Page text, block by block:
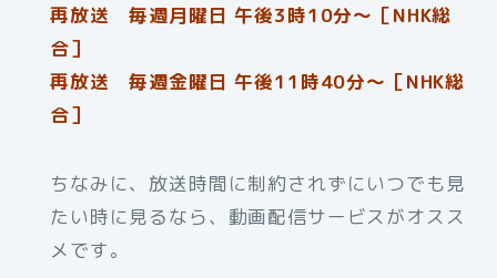
再放送 毎週月曜日 午後3時10分～［NHK総
合］
再放送 毎週金曜日 午後11時40分〜［NHK総
合］
ちなみに、放送時間に制約されずにいつでも見
たい時に見るなら、動画配信サービスがオスス
メです。